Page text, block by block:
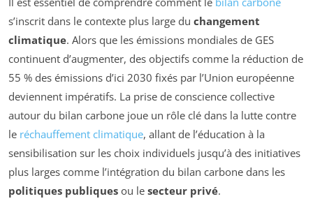
s’inscrit dans le contexte plus large du changement
climatique. Alors que les émissions mondiales de GES
continuent d’augmenter, des objectifs comme la réduction de
55 % des émissions d’ici 2030 fixés par l’Union européenne
deviennent impératifs. La prise de conscience collective
autour du bilan carbone joue un rôle clé dans la lutte contre
le réchauffement climatique, allant de l’éducation à la
sensibilisation sur les choix individuels jusqu’à des initiatives
plus larges comme l’intégration du bilan carbone dans les
politiques publiques ou le secteur privé.